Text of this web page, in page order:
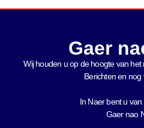
Gaer
Wij houden u op de hoogte van het
Berichten en
In Naer bent u
Gaer nao